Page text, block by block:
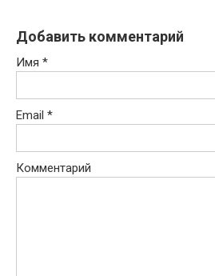
Добавить комментарий
Имя *
Email *
Комментарий